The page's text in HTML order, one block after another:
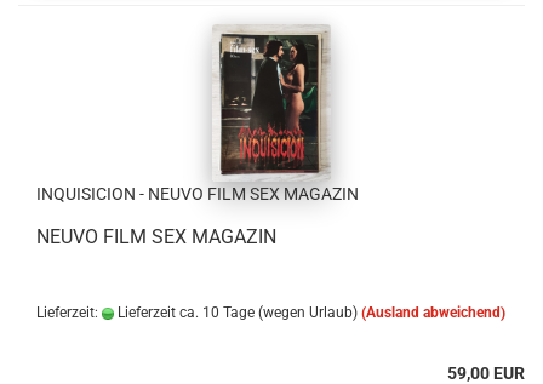
INQUISICION - NEUVO FILM SEX MAGAZIN
NEUVO FILM SEX MAGAZIN
Lieferzeit: Lieferzeit ca. 10 Tage (wegen Urlaub) (Ausland abweichend)
59,00 EUR